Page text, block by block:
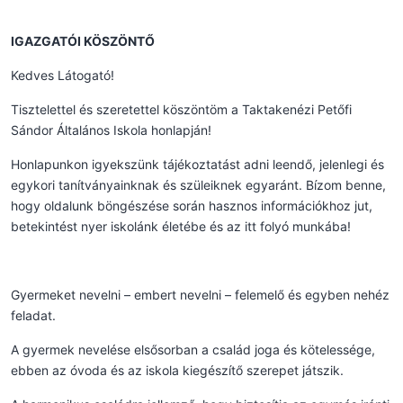
IGAZGATÓI KÖSZÖNTŐ
Kedves Látogató!
Tisztelettel és szeretettel köszöntöm a Taktakenézi Petőfi
Sándor Általános Iskola honlapján!
Honlapunkon igyekszünk tájékoztatást adni leendő, jelenlegi és
egykori tanítványainknak és szüleiknek egyaránt. Bízom benne,
hogy oldalunk böngészése során hasznos információkhoz jut,
betekintést nyer iskolánk életébe és az itt folyó munkába!
Gyermeket nevelni – embert nevelni – felemelő és egyben nehéz
feladat.
A gyermek nevelése elsősorban a család joga és kötelessége,
ebben az óvoda és az iskola kiegészítő szerepet játszik.